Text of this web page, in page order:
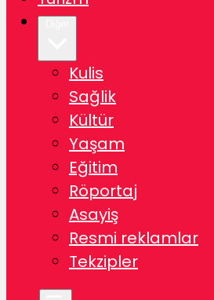
Kulis
Sağlik
Kültür
Yaşam
Eğitim
Röportaj
Asayiş
Resmi reklamlar
Tekzipler